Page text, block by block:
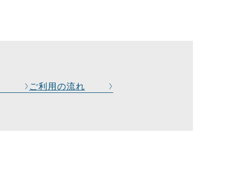
ご利用の流れ